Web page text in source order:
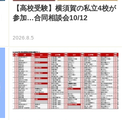
【高校受験】横須賀の私立4校が
参加…合同相談会10/12
2026.8.5